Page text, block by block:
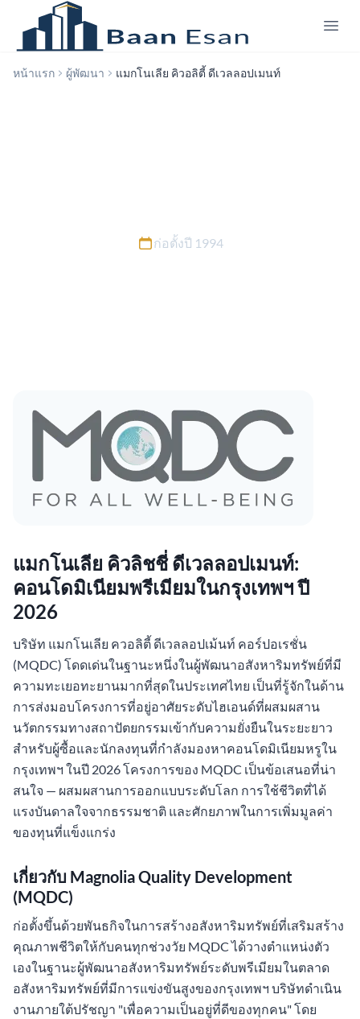
หน้าแรก ผู้พัฒนา แมกโนเลีย คิวอลิตี้ ดีเวลลอปเมนท์
ก่อตั้งปี 1994
แมกโนเลีย คิวลิชชี่ ดีเวลลอปเมนท์:
คอนโดมิเนียมพรีเมียมในกรุงเทพฯ ปี
2026
บริษัท แมกโนเลีย ควอลิตี้ ดีเวลลอปเม้นท์ คอร์ปอเรชั่น
(MQDC) โดดเด่นในฐานะหนึ่งในผู้พัฒนาอสังหาริมทรัพย์ที่มี
ความทะเยอทะยานมากที่สุดในประเทศไทย เป็นที่รู้จักในด้าน
การส่งมอบโครงการที่อยู่อาศัยระดับไฮเอนด์ที่ผสมผสาน
นวัตกรรมทางสถาปัตยกรรมเข้ากับความยั่งยืนในระยะยาว
สำหรับผู้ซื้อและนักลงทุนที่กำลังมองหาคอนโดมิเนียมหรูใน
กรุงเทพฯ ในปี 2026 โครงการของ MQDC เป็นข้อเสนอที่น่า
สนใจ — ผสมผสานการออกแบบระดับโลก การใช้ชีวิตที่ได้
แรงบันดาลใจจากธรรมชาติ และศักยภาพในการเพิ่มมูลค่า
ของทุนที่แข็งแกร่ง
เกี่ยวกับ Magnolia Quality Development
(MQDC)
ก่อตั้งขึ้นด้วยพันธกิจในการสร้างอสังหาริมทรัพย์ที่เสริมสร้าง
คุณภาพชีวิตให้กับคนทุกช่วงวัย MQDC ได้วางตำแหน่งตัว
เองในฐานะผู้พัฒนาอสังหาริมทรัพย์ระดับพรีเมียมในตลาด
อสังหาริมทรัพย์ที่มีการแข่งขันสูงของกรุงเทพฯ บริษัทดำเนิน
งานภายใต้ปรัชญา "เพื่อความเป็นอยู่ที่ดีของทุกคน" โดย